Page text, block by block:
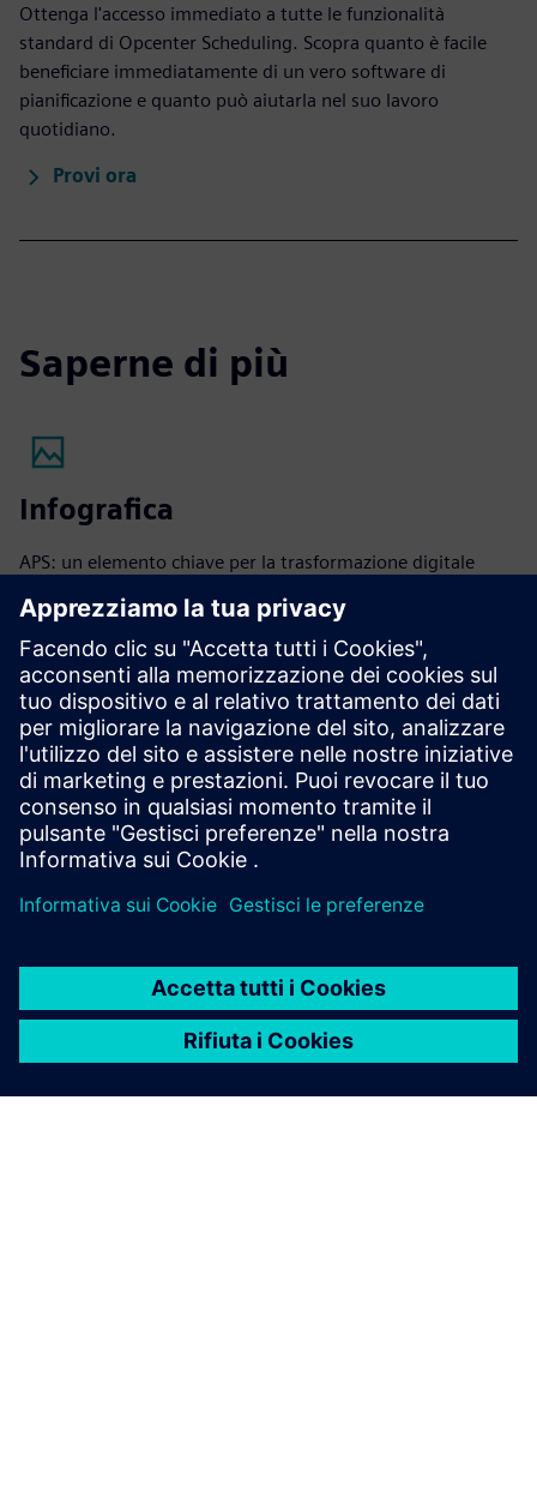
Ottenga l'accesso immediato a tutte le funzionalità
standard di Opcenter Scheduling. Scopra quanto è facile
beneficiare immediatamente di un vero software di
pianificazione e quanto può aiutarla nel suo lavoro
quotidiano.
Provi ora
Saperne di più
Infografica
APS: un elemento chiave per la trasformazione digitale
Saperne di più
eBook
Pianificazione della gestione della catena di fornitura: sfide
e opportunità
Legga l'eBook